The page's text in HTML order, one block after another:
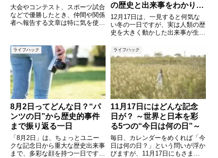
大会やコンテスト、スポーツ試合
などで優勝したとき、仲間や関係
者へ報告する文章は特に気を使う
方々への感謝を忘れないことが大
切です。しかし、いざ「優勝報
告」をしようとすると、どんな表
現
の歴史と出来事をわかりや
すく解説
12月17日は、一見すると何気な
い冬の一日ですが、実は人類の歴
史を大きく動かした出来事が生ま
を飛ぶという人類の長年の夢が現
実となった「飛行機の日」をはじ
め、食や文化に関わる記念日、歴
史的な出来事など、知れば誰か
ライフハック
8月2日ってどんな日？“パ
ンツの日”から歴史的事件
まで振り返る一日
「8月2日」は、ちょっとユニー
クな記念日から重大な歴史出来事
まで、多彩な顔を持つ一日です。
ライフハック
11月17日にはどんな記念
日が？ ～世界と日本を彩
る5つの“今日は何の日”～
毎日、カレンダーをめくれば「今
日は何の日？」という問いが浮か
びますが、11月17日にもさまざ